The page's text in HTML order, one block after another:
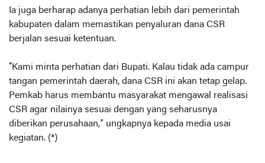
Ia juga berharap adanya perhatian lebih dari pemerintah
kabupaten dalam memastikan penyaluran dana CSR
berjalan sesuai ketentuan.
“Kami minta perhatian dari Bupati. Kalau tidak ada campur
tangan pemerintah daerah, dana CSR ini akan tetap gelap.
Pemkab harus membantu masyarakat mengawal realisasi
CSR agar nilainya sesuai dengan yang seharusnya
diberikan perusahaan,” ungkapnya kepada media usai
kegiatan. (*)